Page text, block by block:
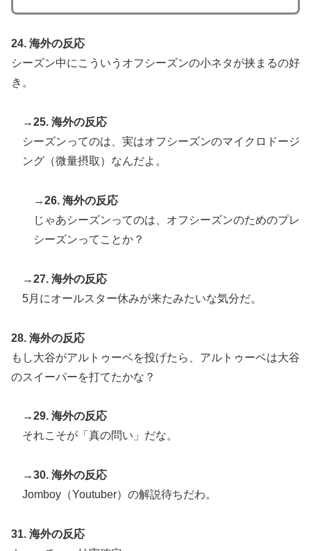
24. 海外の反応
シーズン中にこういうオフシーズンの小ネタが挟まるの好
き。
→25. 海外の反応
シーズンってのは、実はオフシーズンのマイクロドージ
ング（微量摂取）なんだよ。
→26. 海外の反応
じゃあシーズンってのは、オフシーズンのためのプレ
シーズンってことか？
→27. 海外の反応
5月にオールスター休みが来たみたいな気分だ。
28. 海外の反応
もし大谷がアルトゥーベを投げたら、アルトゥーベは大谷
のスイーパーを打てたかな？
→29. 海外の反応
それこそが「真の問い」だな。
→30. 海外の反応
Jomboy（Youtuber）の解説待ちだわ。
31. 海外の反応